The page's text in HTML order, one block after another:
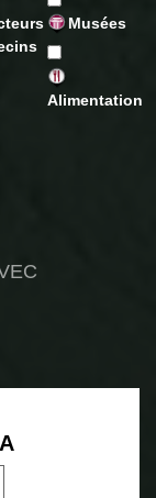
Musées
Alimentation